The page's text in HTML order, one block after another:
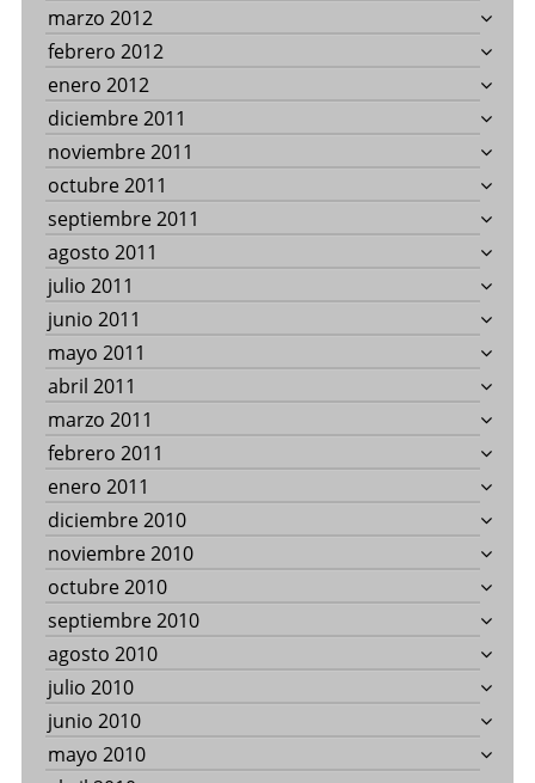
marzo 2012
febrero 2012
enero 2012
diciembre 2011
noviembre 2011
octubre 2011
septiembre 2011
agosto 2011
julio 2011
junio 2011
mayo 2011
abril 2011
marzo 2011
febrero 2011
enero 2011
diciembre 2010
noviembre 2010
octubre 2010
septiembre 2010
agosto 2010
julio 2010
junio 2010
mayo 2010